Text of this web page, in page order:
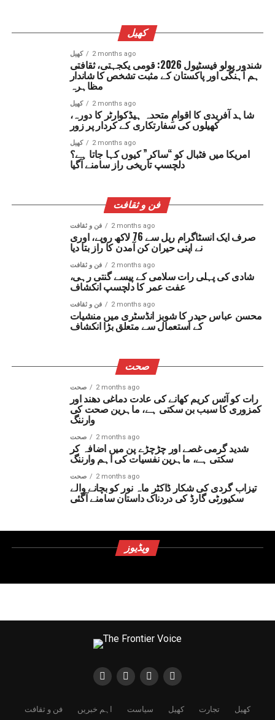
کھیل
کھیل 2 months ago
شندور پولو فیسٹیول 2026: قومی یکجہتی، ثقافتی
ہم آہنگی اور پاکستان کے مثبت تشخص کا شاندار
مظاہرہ
کھیل 2 months ago
شاہد آفریدی کا اقوامِ متحدہ ہیڈکوارٹر کا دورہ،
کھیلوں کی سفارتکاری کے کردار پر زور
کھیل 2 months ago
امریکا میں فٹبال کو “ساکر” کیوں کہا جاتا ہے؟
دلچسپ تاریخی راز سامنے آگیا
فن و ثقافت
فن و ثقافت 2 months ago
صرف ایک انسٹاگرام ریل سے 76 لاکھ روپے، اوری
نے اپنی حیران کن آمدن کا راز بتا دیا
فن و ثقافت 2 months ago
شادی کی پہلی رات سلامی کے پیسے گنتی رہی،
عفت عمر کا دلچسپ انکشاف
فن و ثقافت 2 months ago
محسن عباس حیدر کا شوبز انڈسٹری میں منشیات
کے استعمال سے متعلق بڑا انکشاف
صحت
صحت 2 months ago
رات کو آئس کریم کھانے کی عادت دماغی دھند اور
کمزوری کا سبب بن سکتی ہے، ماہرین صحت کی
وارننگ
صحت 2 months ago
شدید گرمی غصے اور چڑچڑے پن میں اضافہ کر
سکتی ہے، ماہرین نفسیات کی اہم وارننگ
صحت 2 months ago
تیزاب گردی کی شکار ڈاکٹر ماہ نور کو بچانے والے
سکیورٹی گارڈ کی دردناک داستان سامنے آگئی
ویڈیوز
فن و ثقافت اہم خبریں سیاست کھیل تجارت
کھیل